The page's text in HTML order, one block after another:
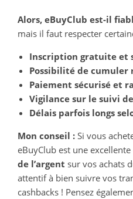
Alors, eBuyClub est-il
mais il faut respecter
Inscription gratuite et
Possibilité de cumuler
Paiement sécurisé et
Vigilance sur le suivi
Délais parfois longs
Mon conseil : Si vous
eBuyClub est une
de l’argent sur vos achats
attentif à bien suivre vos
cashbacks ! Pensez